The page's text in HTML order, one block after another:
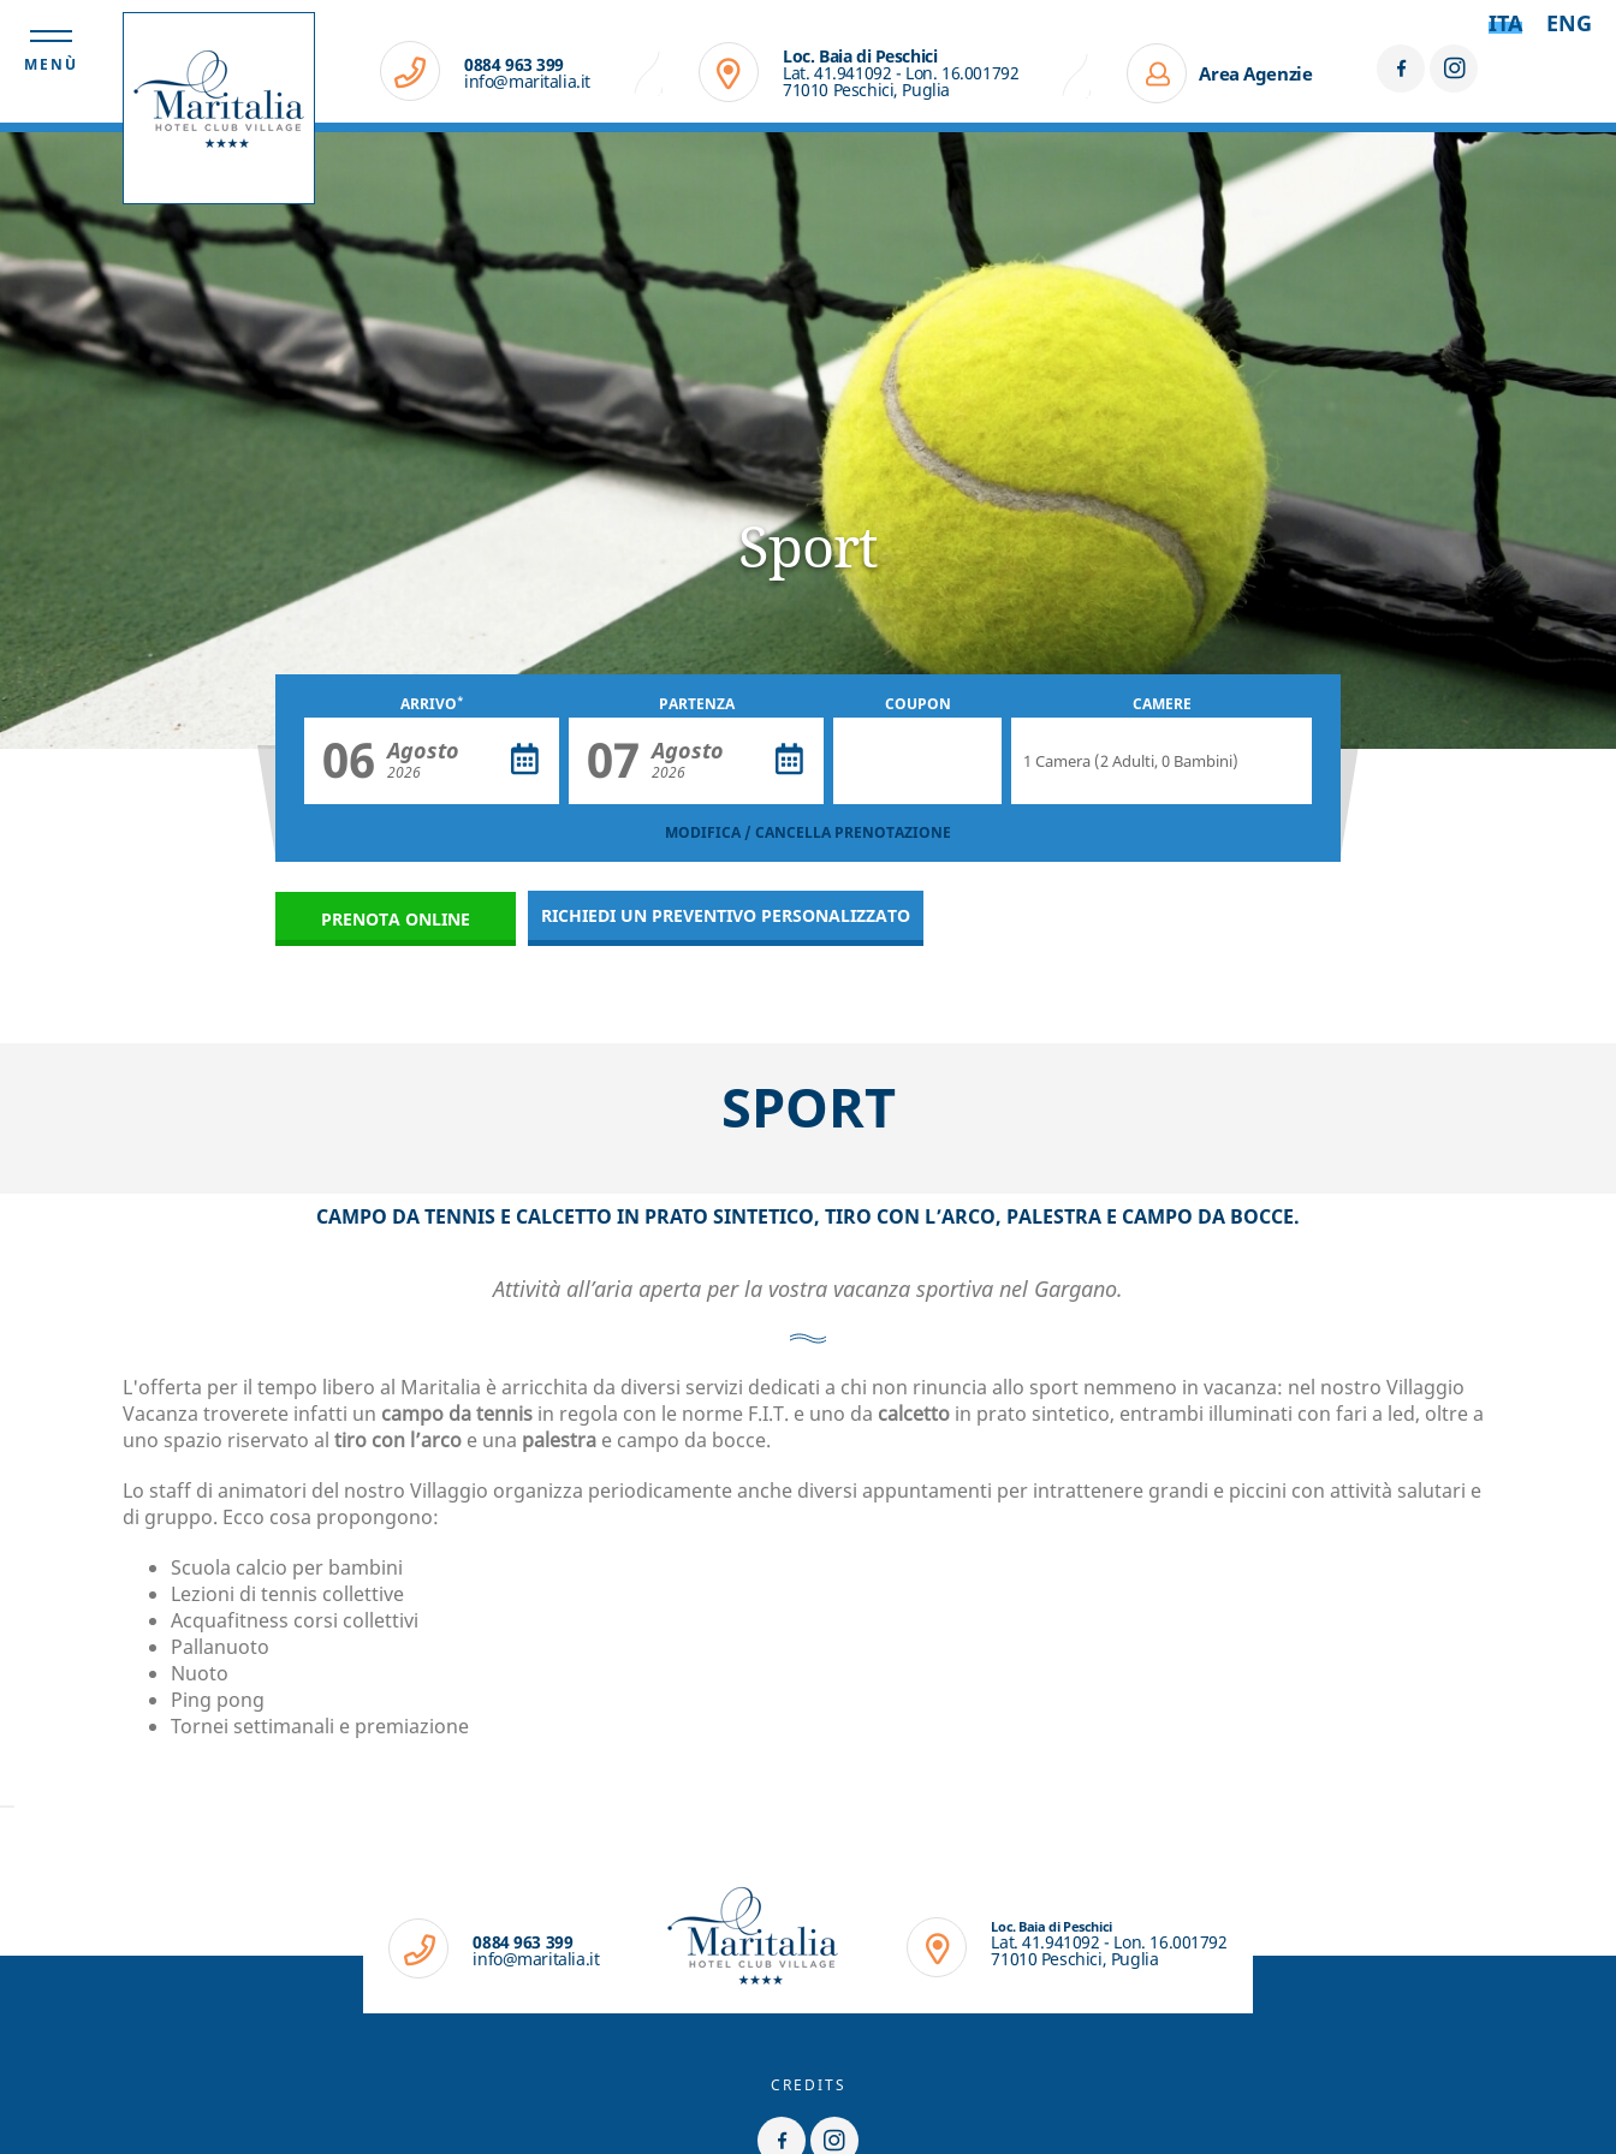
ITA ENG
MENÙ 0884 963 399
info@maritalia.it
Loc. Baia di Peschici
Lat. 41.941092 - Lon. 16.001792
71010 Peschici, Puglia
Area Agenzie
Sport
ARRIVO*
06 Agosto
2026
PARTENZA
07 Agosto
2026
COUPON CAMERE
RICHIEDI UN PREVENTIVO PERSONALIZZATO
MODIFICA / CANCELLA PRENOTAZIONE
SPORT
CAMPO DA TENNIS E CALCETTO IN PRATO SINTETICO, TIRO CON L’ARCO, PALESTRA E CAMPO DA BOCCE.
Attività all’aria aperta per la vostra vacanza sportiva nel Gargano.
L'offerta per il tempo libero al Maritalia è arricchita da diversi servizi dedicati a chi non rinuncia allo sport nemmeno in vacanza: nel nostro Villaggio
Vacanza troverete infatti un campo da tennis in regola con le norme F.I.T. e uno da calcetto in prato sintetico, entrambi illuminati con fari a led, oltre a
uno spazio riservato al tiro con l’arco e una palestra e campo da bocce.
Lo staff di animatori del nostro Villaggio organizza periodicamente anche diversi appuntamenti per intrattenere grandi e piccini con attività salutari e
di gruppo. Ecco cosa propongono:
Scuola calcio per bambini
Lezioni di tennis collettive
Acquafitness corsi collettivi
Pallanuoto
Nuoto
Ping pong
Tornei settimanali e premiazione
0884 963 399
info@maritalia.it
Loc. Baia di Peschici
Lat. 41.941092 - Lon. 16.001792
71010 Peschici, Puglia
CREDITS